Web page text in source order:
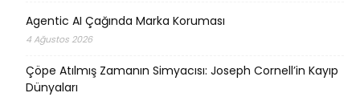
Agentic AI Çağında Marka Koruması
4 Ağustos 2026
Çöpe Atılmış Zamanın Simyacısı: Joseph Cornell’in Kayıp
Dünyaları